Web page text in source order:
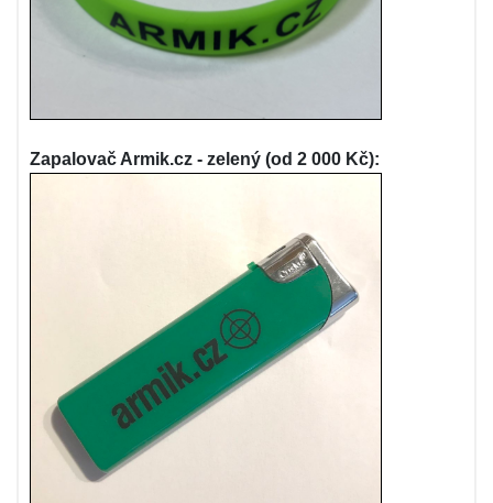
Zapalovač Armik.cz - zelený (od 2 000 Kč):